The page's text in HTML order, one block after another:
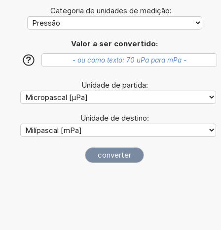
Categoria de unidades de medição:
Valor a ser convertido:
?
Unidade de partida:
Unidade de destino: